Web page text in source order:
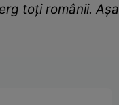
toți românii. Așa